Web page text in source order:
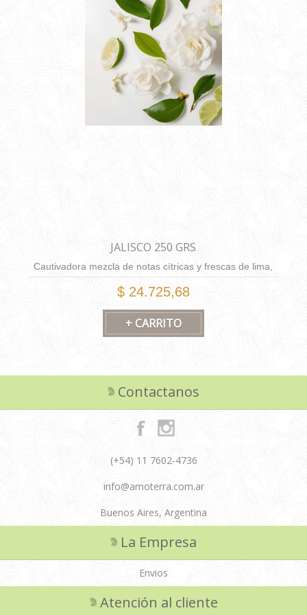
JALISCO 250 GRS
Cautivadora mezcla de notas cítricas y frescas de lima,
la elegancia de las flores de gardenia y la dulzura de la
vainilla se fusionan en armonía. Esta fragancia te invita a
explorar un mundo de belleza y sensualidad, creando un
ambiente mágico y embriagador que te envuelve con su
brillo radiante.
$ 24.725,68
Contactanos
(+54) 11 7602-4736
info@amoterra.com.ar
Buenos Aires, Argentina
La Empresa
Envios
Atención al cliente